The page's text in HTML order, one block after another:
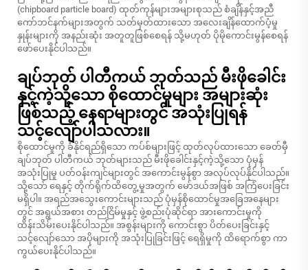
(chipboard particle board) ထုတ်ကုန်များအများစုသည် စံချိန်နှင့်အညီ
ကော်ဘင်နက်များအတွက် သတ်မှတ်ထားသော အလေးချိန်ထောက်ပံ့မှု
နှုန်းများကို အနည်းဆုံး အတူတူဖြစ်စေရန် သို့မဟုတ် ပိုမိုကောင်းမွန်စေရန်
ဖော်ပေးနိုင်ပါသည်။
ချပ်ဘုတ် ပါတီကယ် ဘုတ်သည် မီးဖိုခေါင်း
နှင့်ကဲ့သို့သော စိုထောင်မှုများ အများဆုံး
ဖြစ်သည့် နေရာများတွင် အသုံးပြုရန်
သင့်လျော်ပါသလား။
စိုထောင်မှုကို ခံနိုင်ရည်ရှိသော ကပ်စ်များဖြင့် ထုတ်လုပ်ထားသော ခေတ်မှီ
ချပ်ဘုတ် ပါတီကယ် ဘုတ်များသည် မီးဖိုခေါင်းနှင့်ကဲ့သို့သော ပုံမှန်
အသုံးပြုမှု ပတ်ဝန်းကျင်များတွင် အကောင်းမွန်စွာ အလုပ်လုပ်နိုင်ပါသည်။
သို့သော် ရေနှင့် တိုက်ရိုက်ထိတွေ့မှုအတွက် မော်ဒယ်အဖြစ် အကြံပေးခြင်း
မရှိပါ။ အရည်အသွေးကောင်းများသည် ပုံမှန်စိုထောင်မှုအခြေအနေများ
တွင် အရွယ်အစား တည်ငြိမ်မှုနှင့် ဖွဲ့စည်းပုံဆိုင်ရာ အားကောင်းမှုကို
ထိန်းသိမ်းပေးနိုင်ပါသည်။ အစွန်းများကို ကောင်းစွာ ပိတ်ပေးခြင်းနှင့်
သင့်လျော်သော အပိုများကို အသုံးပြုခြင်းဖြင့် ရေရှိမှုကို ထိရောက်စွာ ကာ
ကွယ်ပေးနိုင်ပါသည်။